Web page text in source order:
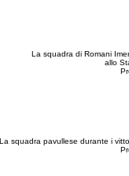
La squadra di Romani
allo
La squadra pavullese durante i